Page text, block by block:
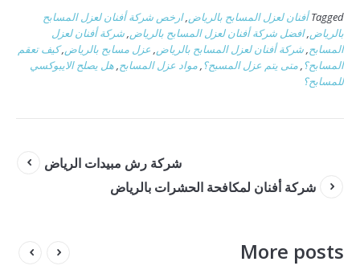
Tagged أفنان لعزل المسابح بالرياض,ارخص شركة أفنان لعزل المسابح
بالرياض,افضل شركة أفنان لعزل المسابح بالرياض,شركة أفنان لعزل
المسابح,شركة أفنان لعزل المسابح بالرياض, عزل مسابح بالرياض,كيف تعقم
المسابح؟,متى يتم عزل المسبح؟,مواد عزل المسابح,هل يصلح الايبوكسي
للمسابح؟
شركة رش مبيدات الرياض
شركة أفنان لمكافحة الحشرات بالرياض
More posts